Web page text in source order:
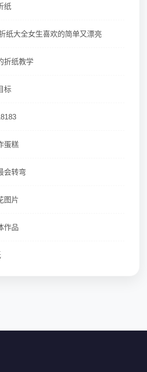
纸
纸大全女生喜欢的简单又漂亮
折纸教学
标
蛋糕
会转弯
图片
作品